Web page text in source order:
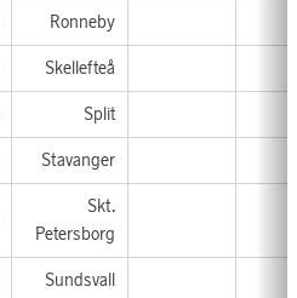
Ronneby
Skellefteå
Split
Stavanger
Skt.
Petersborg
Sundsvall